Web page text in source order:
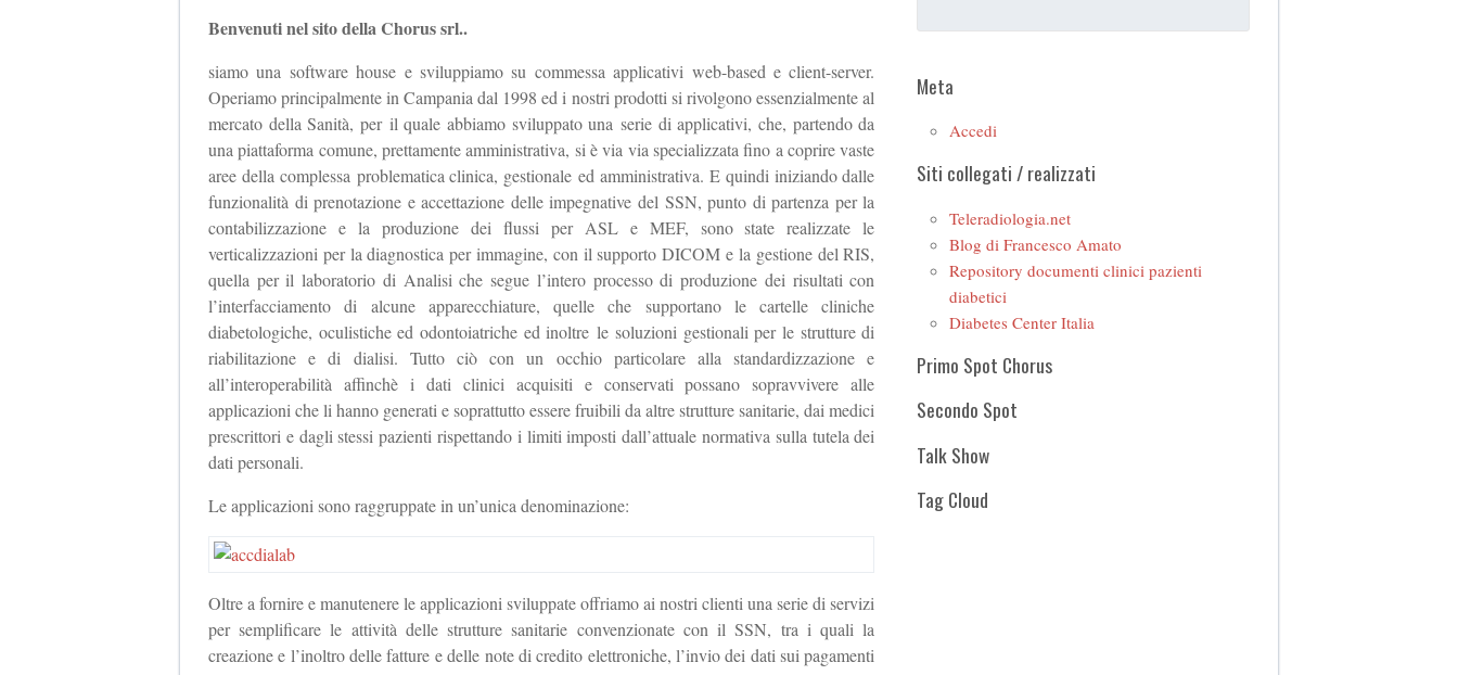
Benvenuti nel sito della Chorus srl..
siamo una software house e sviluppiamo su commessa applicativi web-based e client-server.
Operiamo principalmente in Campania dal 1998 ed i nostri prodotti si rivolgono essenzialmente al
mercato della Sanità, per il quale abbiamo sviluppato una serie di applicativi, che, partendo da
una piattaforma comune, prettamente amministrativa, si è via via specializzata fino a coprire vaste
aree della complessa problematica clinica, gestionale ed amministrativa. E quindi iniziando dalle
funzionalità di prenotazione e accettazione delle impegnative del SSN, punto di partenza per la
contabilizzazione e la produzione dei flussi per ASL e MEF, sono state realizzate le
verticalizzazioni per la diagnostica per immagine, con il supporto DICOM e la gestione del RIS,
quella per il laboratorio di Analisi che segue l’intero processo di produzione dei risultati con
l’interfacciamento di alcune apparecchiature, quelle che supportano le cartelle cliniche
diabetologiche, oculistiche ed odontoiatriche ed inoltre le soluzioni gestionali per le strutture di
riabilitazione e di dialisi. Tutto ciò con un occhio particolare alla standardizzazione e
all’interoperabilità affinchè i dati clinici acquisiti e conservati possano sopravvivere alle
applicazioni che li hanno generati e soprattutto essere fruibili da altre strutture sanitarie, dai medici
prescrittori e dagli stessi pazienti rispettando i limiti imposti dall’attuale normativa sulla tutela dei
dati personali.
Le applicazioni sono raggruppate in un’unica denominazione:
Oltre a fornire e manutenere le applicazioni sviluppate offriamo ai nostri clienti una serie di servizi
per semplificare le attività delle strutture sanitarie convenzionate con il SSN, tra i quali la
creazione e l’inoltro delle fatture e delle note di credito elettroniche, l’invio dei dati sui pagamenti
Meta
Accedi
Siti collegati / realizzati
Teleradiologia.net
Blog di Francesco Amato
Repository documenti clinici pazienti
diabetici
Diabetes Center Italia
Primo Spot Chorus
Secondo Spot
Talk Show
Tag Cloud